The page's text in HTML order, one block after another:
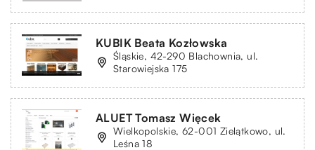
KUBIK Beata Kozłowska
Śląskie, 42-290 Blachownia, ul.
Starowiejska 175
ALUET Tomasz Więcek
Wielkopolskie, 62-001 Zielątkowo, ul.
Leśna 18